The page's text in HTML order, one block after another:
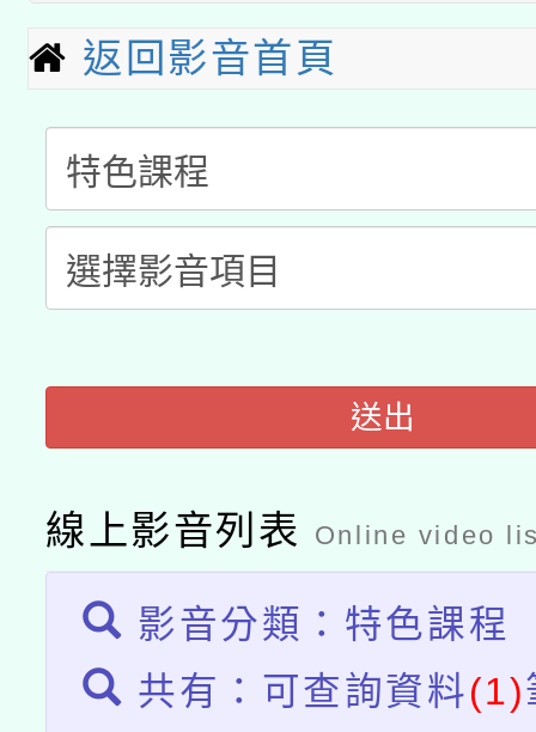
接種對象擴大為「滿6
月28日止
業技術研究院辦理「
用水績優單位及節水達
動」
115年8月22日(星期六
桃園市孔廟祈福系列
開 智慧啟航」
2026年桃園地景藝術
「2026桃園藝術巡演
關事宜
轉知教育部國民及學前
國立臺灣師範大學辦理
業成長研習」實施計畫
函轉國家教育研究院中
族教育國際趨勢與發展
新北市政府教育局辦理
師專業成長研習實施計
方素養工作坊新北場」
函轉國立臺灣師範大學
族語言臺北學習中心
「族語學習班」招生簡
轉知有關國立成功大學
文教學共融平台-教案
件」活動簡章
教育部國民及學前教
年度COVID-19疫苗接
接種對象擴大為「滿6
接種之民眾」措施，延
返回影音首頁
送出
線上影音列表 Online video
影音分類：特色課程
共有：可查詢資料(1)